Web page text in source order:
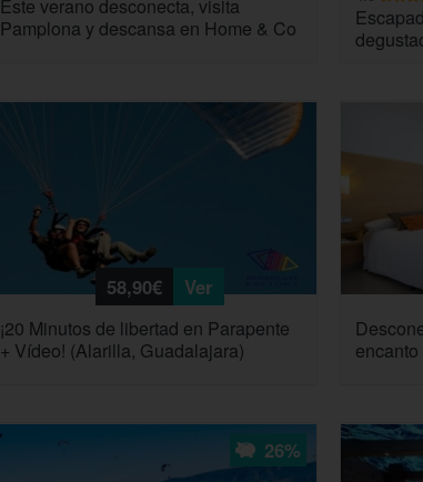
Este verano desconecta, visita
Pamplona y descansa en Home & Co
58,90€ Ver
¡20 Minutos de libertad en Parapente
+ Vídeo! (Alarilla, Guadalajara)
26%